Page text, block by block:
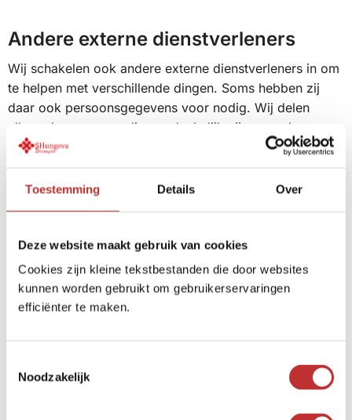
Toestemming Details Over
Deze website maakt gebruik van cookies
Cookies zijn kleine tekstbestanden die door websites
kunnen worden gebruikt om gebruikerservaringen
efficiënter te maken.
Noodzakelijk
Andere externe dienstverleners
Wij schakelen ook andere externe dienstverleners in om
te helpen met verschillende dingen. Soms hebben zij
daar ook persoonsgegevens voor nodig. Wij delen
alleen de gegevens die noodzakelijk zijn voor de
opdracht die de externe dienstverlener voor ons
dienstverleners of andere derde partijen. En met alle
doen.
Het type werkzaamheden dat onze externe
dienstverleners voor ons uitvoeren zijn:
ondersteuning van onze websites en applicaties;